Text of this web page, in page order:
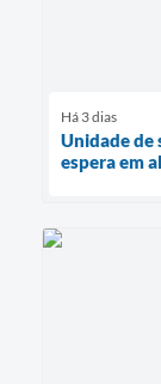
Há 3 dias
Unidade de
espera em